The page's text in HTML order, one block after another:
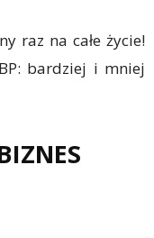
raz na całe życie!
bardziej i mniej